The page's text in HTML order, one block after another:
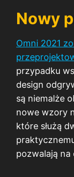
Nowy
Omni 2021
przypadku
design
są niemalże
nowe wzory
które służą
pozwalają na